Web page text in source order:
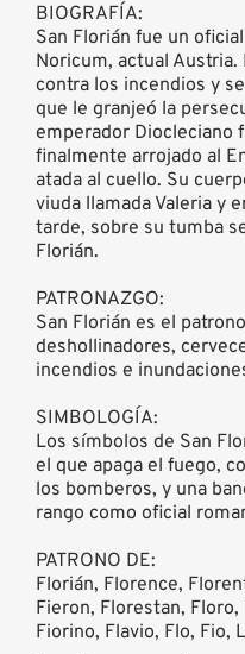
BIOGRAFÍA:
San Florián fue un
Noricum, actual
contra los incendios y
que le granjeó la
emperador Diocleciano
finalmente arrojado al
atada al cuello. Su
viuda llamada Valeria y
tarde, sobre su tumba
Florián.
PATRONAZGO:
San Florián es el
deshollinadores,
incendios e
SIMBOLOGÍA:
Los símbolos de San
el que apaga el fuego,
los bomberos, y una
rango como oficial
PATRONO DE:
Florián, Florence,
Fieron, Florestan,
Fiorino, Flavio, Flo, Fio,